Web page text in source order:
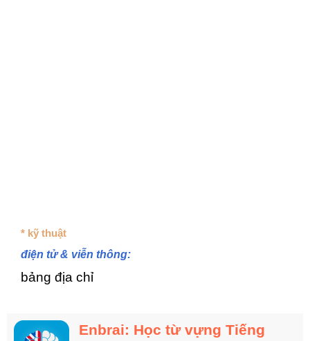
* kỹ thuật
điện tử & viễn thông:
bảng địa chỉ
Enbrai: Học từ vựng Tiếng